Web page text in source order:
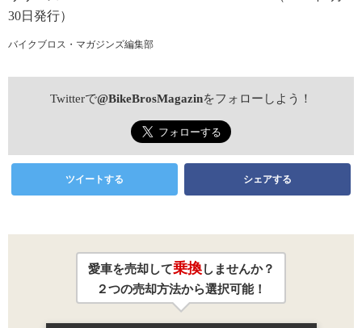
30日発行）
バイクブロス・マガジンズ編集部
Twitterで@BikeBrosMagazinをフォローしよう！
ツイートする シェアする
愛車を売却して乗換しませんか？
２つの売却方法から選択可能！